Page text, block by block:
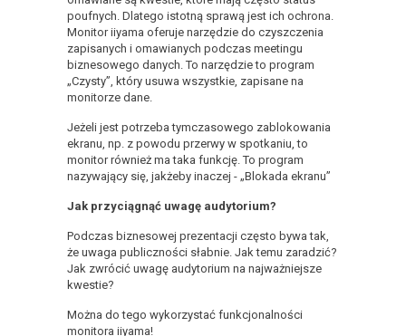
poufnych. Dlatego istotną sprawą jest ich ochrona.
Monitor iiyama oferuje narzędzie do czyszczenia
zapisanych i omawianych podczas meetingu
biznesowego danych. To narzędzie to program
„Czysty”, który usuwa wszystkie, zapisane na
monitorze dane.
Jeżeli jest potrzeba tymczasowego zablokowania
ekranu, np. z powodu przerwy w spotkaniu, to
monitor również ma taka funkcję. To program
nazywający się, jakżeby inaczej - „Blokada ekranu”
Jak przyciągnąć uwagę audytorium?
Podczas biznesowej prezentacji często bywa tak,
że uwaga publiczności słabnie. Jak temu zaradzić?
Jak zwrócić uwagę audytorium na najważniejsze
kwestie?
Można do tego wykorzystać funkcjonalności
monitora iiyama!